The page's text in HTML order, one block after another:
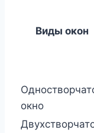
Виды окон
окно